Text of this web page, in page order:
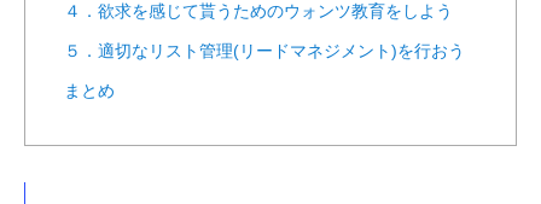
４．欲求を感じて貰うためのウォンツ教育をしよう
５．適切なリスト管理(リードマネジメント)を行おう
まとめ